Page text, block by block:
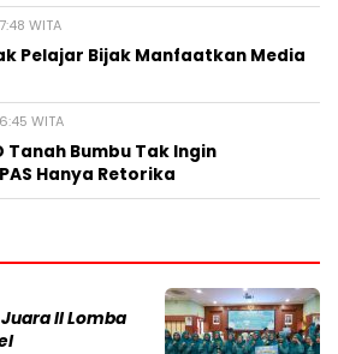
WITA
Pelajar Bijak Manfaatkan Media
WITA
Tanah Bumbu Tak Ingin
Hanya Retorika
II Lomba